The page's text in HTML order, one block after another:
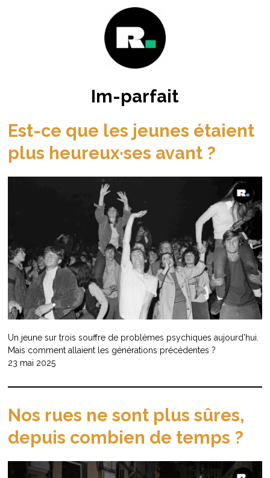
Im-parfait
Est-ce que les jeunes étaient
plus heureux·ses avant ?
Un jeune sur trois souffre de problèmes psychiques aujourd’hui.
Mais comment allaient les générations précédentes ?
23 mai 2025
Nos rues ne sont plus sûres,
depuis combien de temps ?